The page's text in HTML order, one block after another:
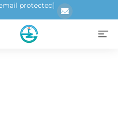
[email protected]